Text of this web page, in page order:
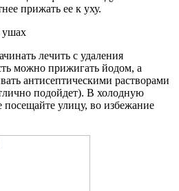
прижать ее к уху.
лечить с удаления
можно прижигать йодом, а
антисептическими растворами
подойдет). В холодную
улицу, во избежание